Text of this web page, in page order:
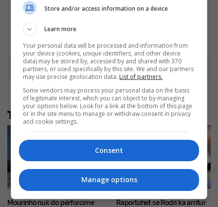
Brainberries
Advertisement
Të tjera nga rubrika
Mourinho nuk do përforcime
Raportohet se Rodri ka arritur
Store and/or access information on a device
Learn more
Your personal data will be processed and information from
your device (cookies, unique identifiers, and other device
data) may be stored by, accessed by and shared with 370
partners, or used specifically by this site. We and our partners
may use precise geolocation data. List of partners.
Some vendors may process your personal data on the basis
of legitimate interest, which you can object to by managing
your options below. Look for a link at the bottom of this page
or in the site menu to manage or withdraw consent in privacy
and cookie settings.
Consent
Manage options